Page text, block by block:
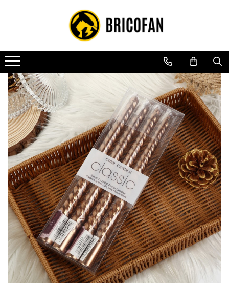
Toate Produsele
Vehicule electrice
Atv
Cu permis
Fără permis
Masini electrice
Motocross
Piese de schimb vehicule electrice
Scutere electrice
Scutere pe benzina
Tricicluri cargo fara permis
Tricicluri persoane
Trotinete electrice
Biciclete, trotinete, triciclete
Biciclete electrice
Triciclete